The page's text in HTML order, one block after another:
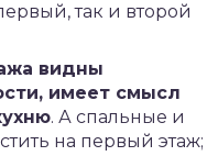
так и второй
видны
имеет смысл
. А спальные и
на первый этаж;